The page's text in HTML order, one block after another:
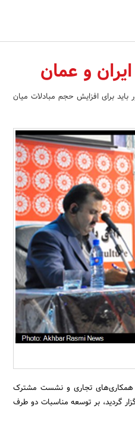
جستجو
و عمان
برای افزایش حجم مبادلات میان
همکاری‌های تجاری و نشست مشترک
گردید، بر توسعه مناسبات دو طرف